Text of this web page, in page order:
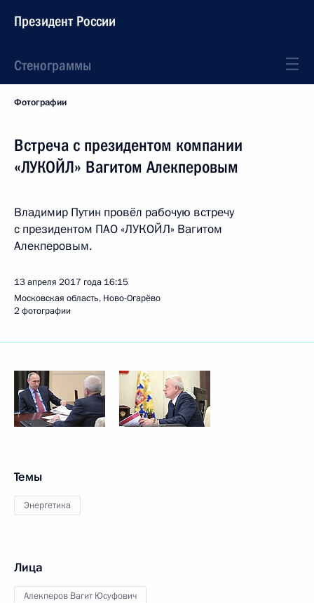
Президент России
Стенограммы
Фотографии
Встреча с президентом компании
«ЛУКОЙЛ» Вагитом Алекперовым
Владимир Путин провёл рабочую встречу
с президентом ПАО «ЛУКОЙЛ» Вагитом
Алекперовым.
13 апреля 2017 года 16:15
Московская область, Ново-Огарёво
2 фотографии
Темы
Энергетика
Лица
Алекперов Вагит Юсуфович